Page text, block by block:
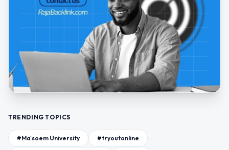
TRENDING TOPICS
#Ma'soem University #tryoutonline